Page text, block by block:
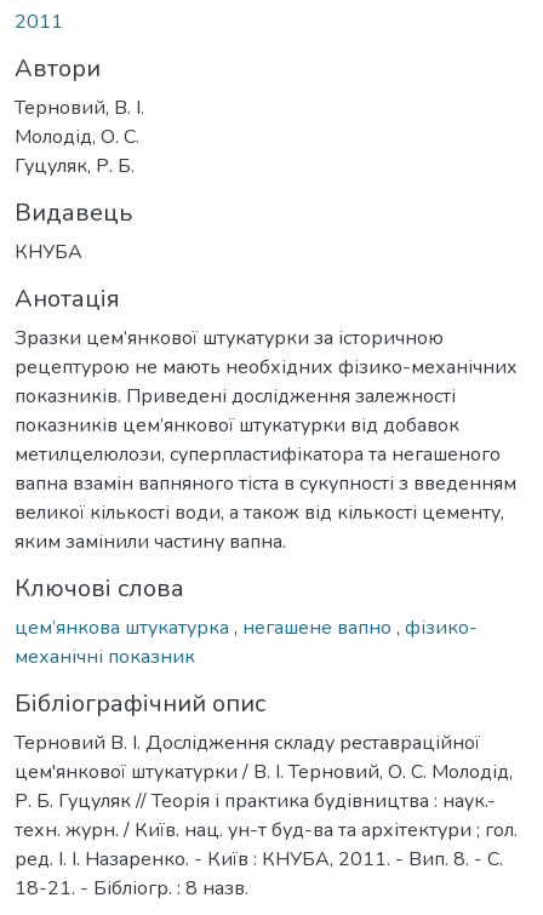
2011
Автори
Терновий, В. І.
Молодід, О. С.
Гуцуляк, Р. Б.
Видавець
КНУБА
Анотація
Зразки цем’янкової штукатурки за історичною
рецептурою не мають необхідних фізико-механічних
показників. Приведені дослідження залежності
показників цем’янкової штукатурки від добавок
метилцелюлози, суперпластифікатора та негашеного
вапна взамін вапняного тіста в сукупності з введенням
великої кількості води, а також від кількості цементу,
яким замінили частину вапна.
Ключові слова
цем’янкова штукатурка , негашене вапно , фізико-
механічні показник
Бібліографічний опис
Терновий В. І. Дослідження складу реставраційної
цем'янкової штукатурки / В. І. Терновий, О. С. Молодід,
Р. Б. Гуцуляк // Теорія і практика будівництва : наук.-
техн. журн. / Київ. нац. ун-т буд-ва та архітектури ; гол.
ред. І. І. Назаренко. - Київ : КНУБА, 2011. - Вип. 8. - С.
18-21. - Бібліогр. : 8 назв.